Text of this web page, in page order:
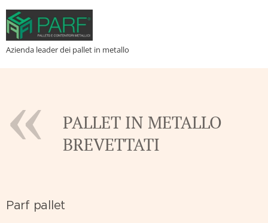
Azienda leader dei pallet in metallo
PALLET IN METALLO
BREVETTATI
Parf pallet